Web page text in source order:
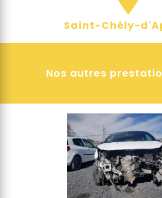
Saint-Chély-
Nos autres